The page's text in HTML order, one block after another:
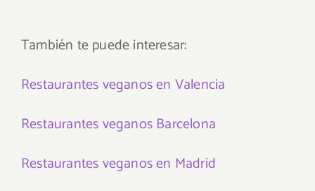
También te puede interesar:
Restaurantes veganos en Valencia
Restaurantes veganos Barcelona
Restaurantes veganos en Madrid